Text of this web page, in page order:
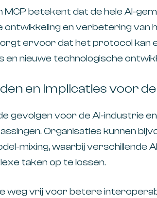
MCP betekent dat de hele AI-
ontwikkeling en verbetering van
ervoor dat het protocol kan
en nieuwe technologische
en implicaties voor
gevolgen voor de AI-industrie
Organisaties kunnen
mixing, waarbij verschillende
taken op te lossen.
weg vrij voor betere